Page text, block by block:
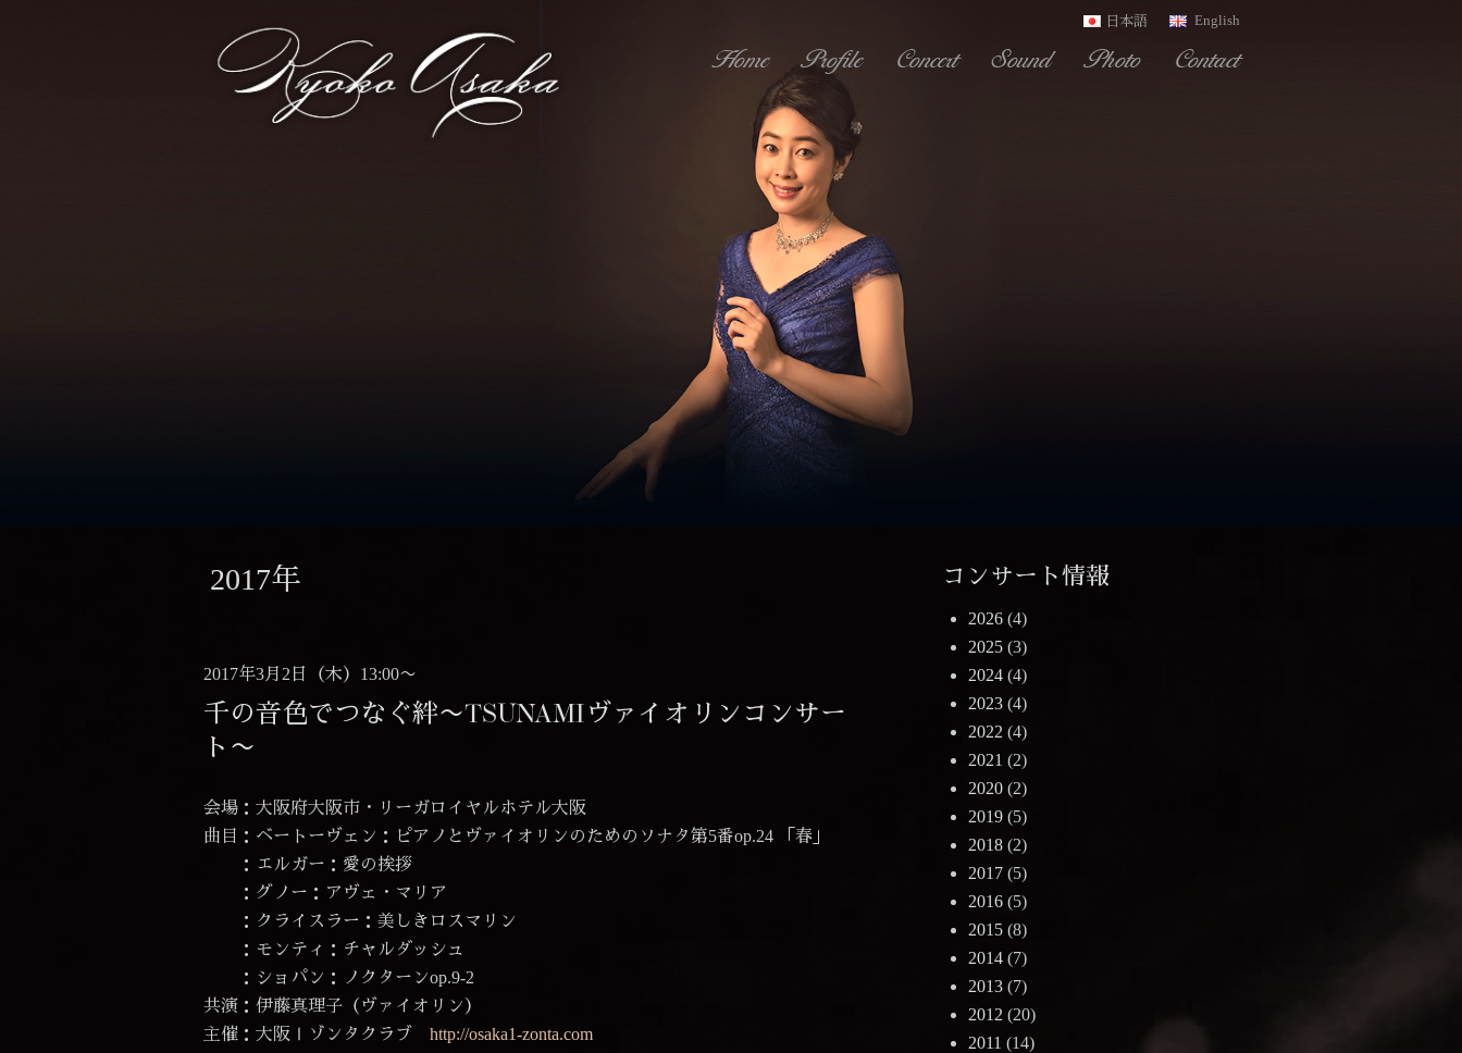
Home Profile Concert Sound Photo Contact
日本語 English
2017年
2017年3月2日（木）13:00〜
千の音色でつなぐ絆〜TSUNAMIヴァイオリンコンサー
ト〜
会場：大阪府大阪市・リーガロイヤルホテル大阪
曲目：ベートーヴェン：ピアノとヴァイオリンのためのソナタ第5番op.24 「春」
：エルガー：愛の挨拶
：グノー：アヴェ・マリア
：クライスラー：美しきロスマリン
：モンティ：チャルダッシュ
：ショパン：ノクターンop.9-2
共演：伊藤真理子（ヴァイオリン）
主催：大阪Ⅰゾンタクラブ http://osaka1-zonta.com
コンサート情報
2026 (4)
2025 (3)
2024 (4)
2023 (4)
2022 (4)
2021 (2)
2020 (2)
2019 (5)
2018 (2)
2017 (5)
2016 (5)
2015 (8)
2014 (7)
2013 (7)
2012 (20)
2011 (14)